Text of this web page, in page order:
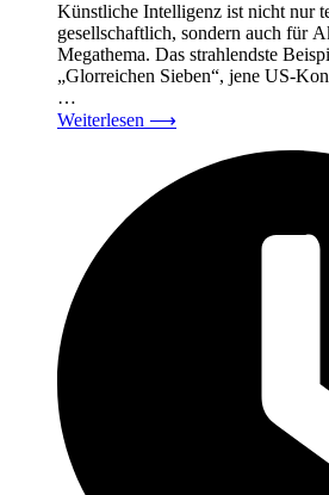
Künstliche Intelligenz ist nicht nur
gesellschaftlich, sondern auch für
Megathema. Das strahlendste
„Glorreichen Sieben“, jene US-
…
Weiterlesen ⟶